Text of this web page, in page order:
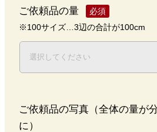
ご依頼品の量
必須
※100サイズ…3辺の合計が100cm
ご依頼品の写真（全体の量が
に）